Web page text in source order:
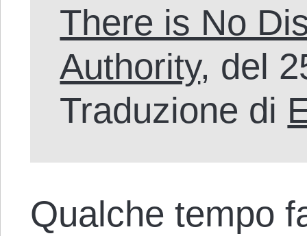
There is No
Authority, del
Traduzione di
Qualche tempo